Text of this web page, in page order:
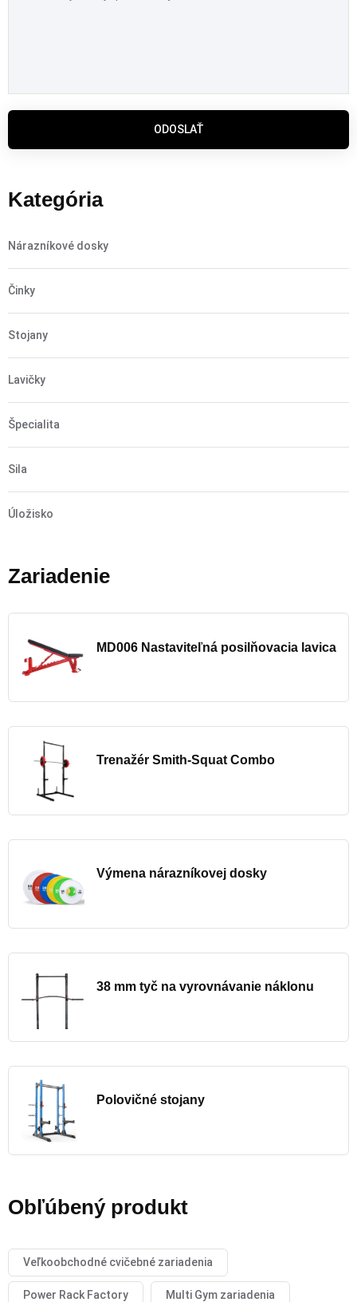
ODOSLAŤ
Kategória
Nárazníkové dosky
Činky
Stojany
Lavičky
Špecialita
Sila
Úložisko
Zariadenie
MD006 Nastaviteľná posilňovacia lavica
Trenažér Smith-Squat Combo
Výmena nárazníkovej dosky
38 mm tyč na vyrovnávanie náklonu
Polovičné stojany
Obľúbený produkt
Veľkoobchodné cvičebné zariadenia
Power Rack Factory Multi Gym zariadenia